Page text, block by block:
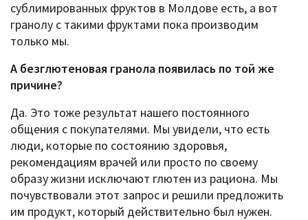
сублимированных фруктов в Молдове есть, а вот
гранолу с такими фруктами пока производим
только мы.
А безглютеновая гранола появилась по той же
причине?
Да. Это тоже результат нашего постоянного
общения с покупателями. Мы увидели, что есть
люди, которые по состоянию здоровья,
рекомендациям врачей или просто по своему
образу жизни исключают глютен из рациона. Мы
почувствовали этот запрос и решили предложить
им продукт, который действительно был нужен.